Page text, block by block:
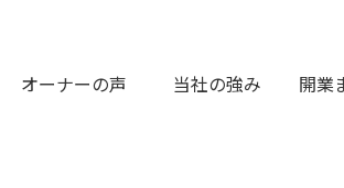
オーナーの声 当社の強み 開業